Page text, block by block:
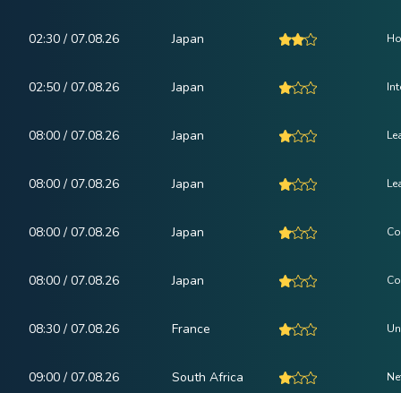
02:30 / 07.08.26 Japan
02:50 / 07.08.26 Japan
08:00 / 07.08.26 Japan
08:00 / 07.08.26 Japan
08:00 / 07.08.26 Japan
08:00 / 07.08.26 Japan
08:30 / 07.08.26 France
09:00 / 07.08.26 South Africa